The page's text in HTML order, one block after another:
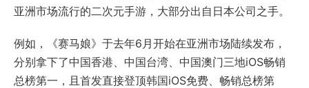
亚洲市场流行的二次元手游，大部分出自日本公司之手。
例如，《赛马娘》于去年6月开始在亚洲市场陆续发布，
分别拿下了中国香港、中国台湾、中国澳门三地iOS畅销
总榜第一，且首发直接登顶韩国iOS免费、畅销总榜第